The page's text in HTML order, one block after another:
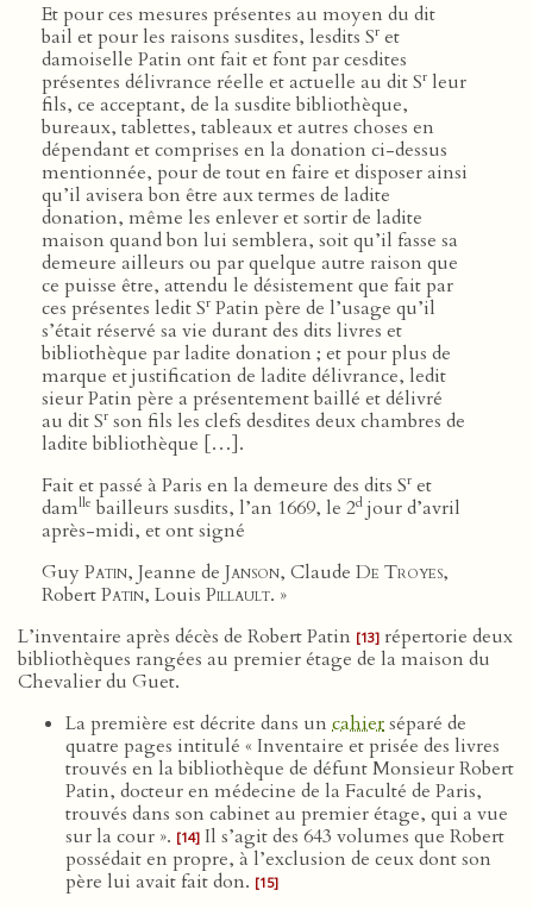
Et pour ces mesures présentes au moyen du dit
bail et pour les raisons susdites, lesdits Sr et
damoiselle Patin ont fait et font par cesdites
présentes délivrance réelle et actuelle au dit Sr leur
fils, ce acceptant, de la susdite bibliothèque,
bureaux, tablettes, tableaux et autres choses en
dépendant et comprises en la donation ci-dessus
mentionnée, pour de tout en faire et disposer ainsi
qu’il avisera bon être aux termes de ladite
donation, même les enlever et sortir de ladite
maison quand bon lui semblera, soit qu’il fasse sa
demeure ailleurs ou par quelque autre raison que
ce puisse être, attendu le désistement que fait par
ces présentes ledit Sr Patin père de l’usage qu’il
s’était réservé sa vie durant des dits livres et
bibliothèque par ladite donation ; et pour plus de
marque et justification de ladite délivrance, ledit
sieur Patin père a présentement baillé et délivré
au dit Sr son fils les clefs desdites deux chambres de
ladite bibliothèque […].
Fait et passé à Paris en la demeure des dits Sr et
damlle bailleurs susdits, l’an 1669, le 2d jour d’avril
après-midi, et ont signé
GuyPatin, Jeanne de Janson, Claude De Troyes,
RobertPatin, Louis Pillault. »
L’inventaire après décès de Robert Patin [13] répertorie deux
bibliothèques rangées au premier étage de la maison du
Chevalier du Guet.
La première est décrite dans un cahierséparé de
quatre pages intitulé « Inventaire et prisée des livres
trouvés en la bibliothèque de défunt Monsieur Robert
Patin, docteur en médecine de la Faculté de Paris,
trouvés dans son cabinet au premier étage, qui a vue
sur la cour ». [14] Il s’agit des 643 volumes que Robert
possédait en propre, à l’exclusion de ceux dont son
père lui avait fait don. [15]